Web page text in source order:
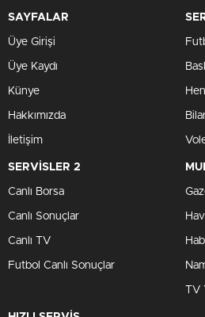
SAYFALAR
Üye Girişi
Üye Kaydı
Künye
Hakkımızda
İletişim
SERVİSLER 2
Canlı Borsa
Canlı Sonuçlar
Canlı TV
Futbol Canlı Sonuçlar
TV